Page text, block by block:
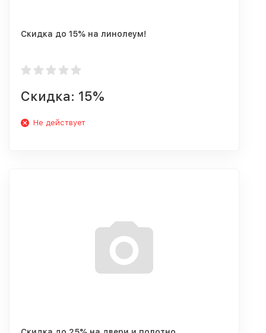
Скидка до 15% на линолеум!
Скидка: 15%
Не действует